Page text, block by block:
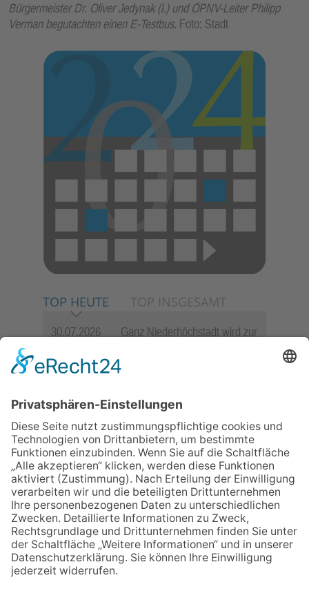
Bürgermeister Dr. Oliver Jedynak (l.) und ÖPNV-Leiter Philipp
Verman begutachten einen E-Testbus. Foto: Stadt
TOP HEUTE TOP INSGESAMT
30.07.2026
Ganz Niederhöchstadt wird zur
06.08.2026
Hisamoto und Tölke begeistern
Wachsmuth
präsentiert sein neues
Programm „Changes“
09.07.2026
Wasserampel steht auf Gelb:
Stadt ruft zum Wassersparen
auf
23.07.2026
Zwischen Fachwerk, Wein und
Sommerabend: Der Rettershof
lädt wieder zum Weinfest ein